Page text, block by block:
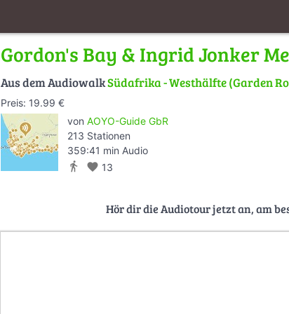
Gordon's Bay & Ingrid Jonker
Aus dem AudiowalkSüdafrika - Westhälfte (Garden
Preis: 19.99 €
von AOYO-Guide GbR
213 Stationen
359:41 min Audio
directions_walk favorite 13
Hör dir die Audiotour jetzt an, am